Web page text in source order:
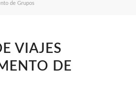
de Grupos
VIAJES
DE